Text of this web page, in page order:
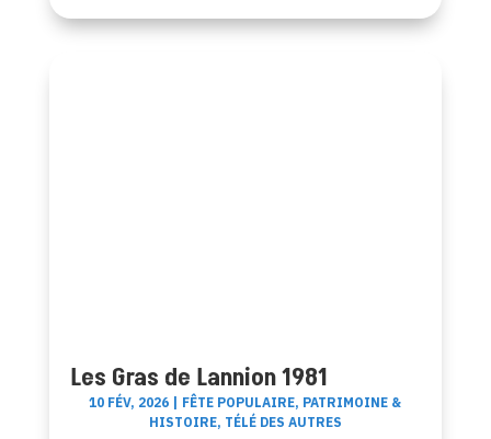
Les Gras de Lannion 1981
10 FÉV, 2026 FÊTE POPULAIRE, PATRIMOINE &
HISTOIRE, TÉLÉ DES AUTRES